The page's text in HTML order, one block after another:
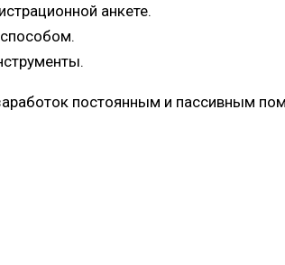
анкете.
постоянным и пассивным